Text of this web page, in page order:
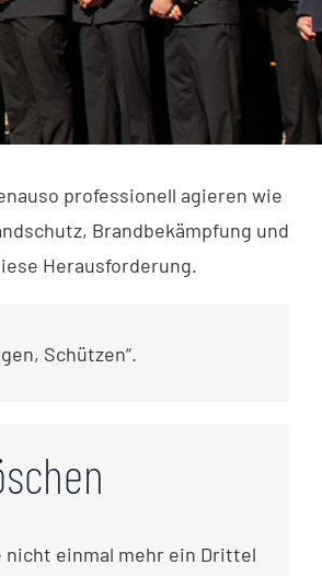
professionell agieren wie
Brandbekämpfung und
Herausforderung.
Schützen“.
nicht einmal mehr ein Drittel